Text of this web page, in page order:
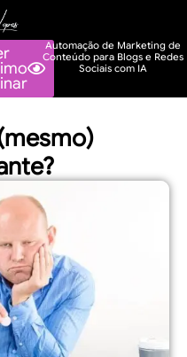
Automação de Marketing de
Conteúdo para Blogs e Redes
Sociais com IA